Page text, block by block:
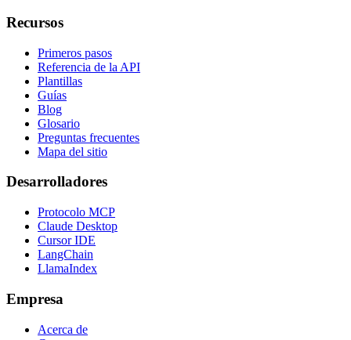
Recursos
Primeros pasos
Referencia de la API
Plantillas
Guías
Blog
Glosario
Preguntas frecuentes
Mapa del sitio
Desarrolladores
Protocolo MCP
Claude Desktop
Cursor IDE
LangChain
LlamaIndex
Empresa
Acerca de